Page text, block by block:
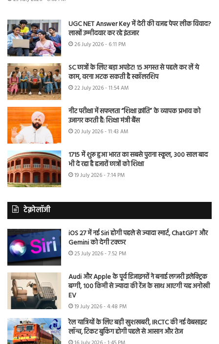
UGC NET Answer Key में देरी की वजह पेपर लीक विवाद?
लाखों उम्मीदवार कर रहे इंतजार
26 July 2026 - 6:11 PM
SC छात्रों के लिए बड़ा अपडेट! 15 अगस्त से पहले कर लें ये
काम, वरना अटक सकती है स्कॉलरशिप
22 July 2026 - 11:54 AM
नीट परीक्षा में सफलता “शिक्षा क्रांति” के व्यापक प्रभाव को
उजागर करती है: शिक्षा मंत्री बैंस
20 July 2026 - 11:43 AM
1715 में शुरू हुआ भारत का सबसे पुराना स्कूल, 300 साल बाद
भी दे रहा है हजारों छात्रों को शिक्षा
19 July 2026 - 7:14 PM
टेक्नोलॉजी
iOS 27 में नई Siri होगी पहले से ज्यादा स्मार्ट, ChatGPT और
Gemini को देगी टक्कर
25 July 2026 - 7:52 PM
Audi और Apple के पूर्व डिजाइनरों ने बनाई लग्जरी इलेक्ट्रिक
बग्गी, 100 किमी से ज्यादा की रेंज के साथ आएगी यह अनोखी
EV
19 July 2026 - 4:48 PM
रेल यात्रियों के लिए बड़ी खुशखबरी, IRCTC की नई वेबसाइट
लॉन्च, टिकट बुकिंग होगी पहले से आसान और तेज